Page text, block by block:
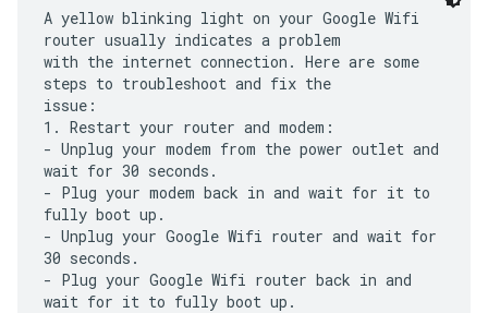
A yellow blinking light on your Google Wifi
router usually indicates a problem
with the internet connection. Here are some
steps to troubleshoot and fix the
issue:
1. Restart your router and modem:
- Unplug your modem from the power outlet and
wait for 30 seconds.
- Plug your modem back in and wait for it to
fully boot up.
- Unplug your Google Wifi router and wait for
30 seconds.
- Plug your Google Wifi router back in and
wait for it to fully boot up.